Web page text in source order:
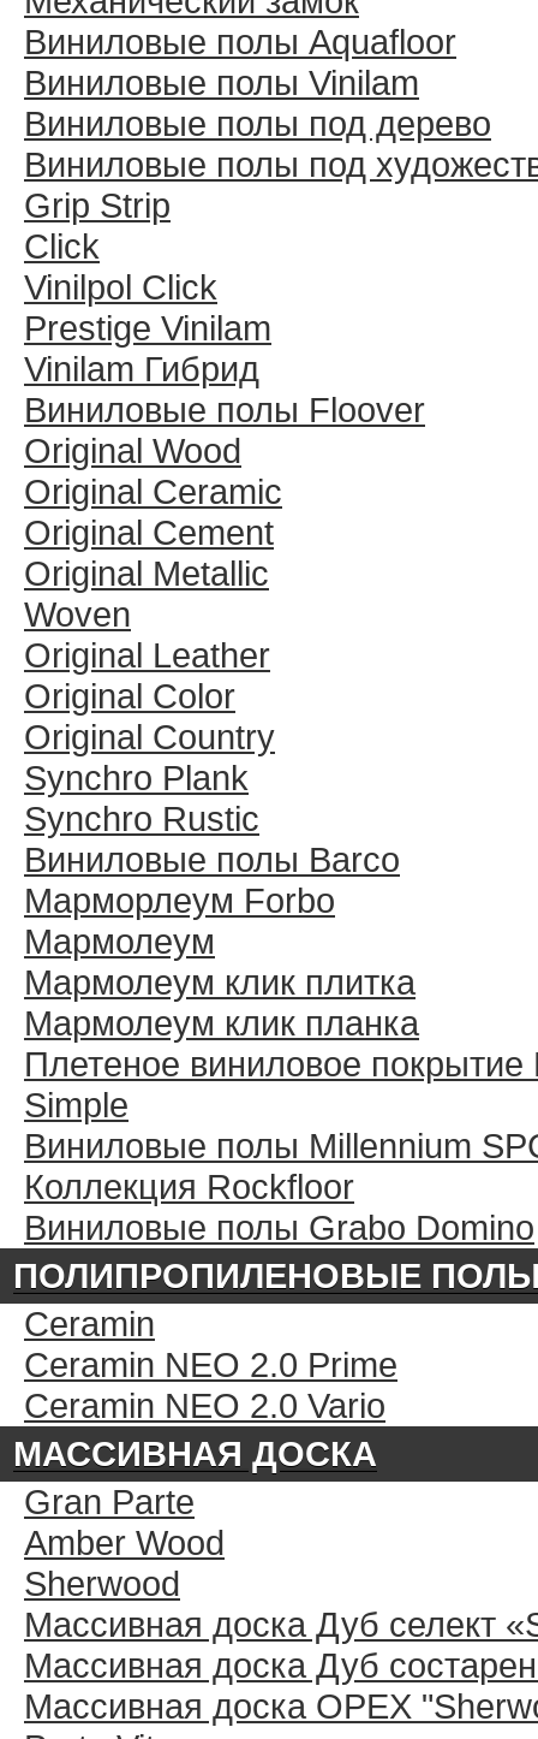
Виниловые полы Aquafloor
Виниловые полы Vinilam
Виниловые полы под дерево
Виниловые полы под
Grip Strip
Click
Vinilpol Click
Prestige Vinilam
Vinilam Гибрид
Виниловые полы Floover
Original Wood
Original Ceramic
Original Cement
Original Metallic
Woven
Original Leather
Original Color
Original Country
Synchro Plank
Synchro Rustic
Виниловые полы Barco
Марморлеум Forbo
Мармолеум
Мармолеум клик плитка
Мармолеум клик планка
Плетеное виниловое покрытие
Simple
Виниловые полы Millennium
Коллекция Rockfloor
Виниловые полы Grabo Domino
ПОЛИПРОПИЛЕНОВЫЕ
Ceramin
Ceramin NEO 2.0 Prime
Ceramin NEO 2.0 Vario
МАССИВНАЯ ДОСКА
Gran Parte
Amber Wood
Sherwood
Массивная доска Дуб селект
Массивная доска Дуб
Массивная доска ОРЕХ